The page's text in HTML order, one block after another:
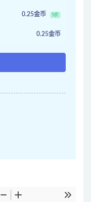
0.25金币 5折
0.25金币